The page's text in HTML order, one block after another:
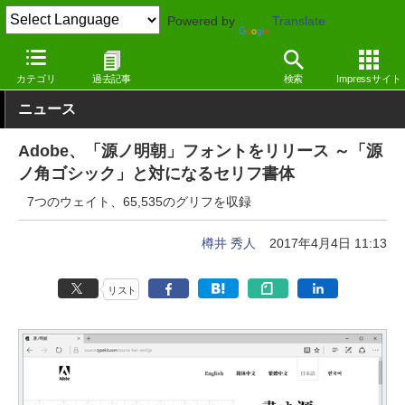
Powered by Translate
カテゴリ 過去記事 検索 Impressサイト
窓の杜 オフィス・ドキュメント 日本語（漢字あり）
ニュース
Adobe、「源ノ明朝」フォントをリリース ～「源
ノ角ゴシック」と対になるセリフ書体
7つのウェイト、65,535のグリフを収録
樽井 秀人 2017年4月4日 11:13
リスト